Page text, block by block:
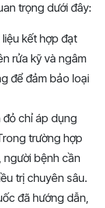
trọng dưới đây:
kết hợp đạt
rửa kỹ và ngâm
để đảm bảo loại
đỏ chỉ áp dụng
trường hợp
người bệnh cần
trị chuyên sâu.
đã hướng dẫn,